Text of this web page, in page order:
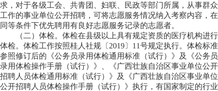
求，对于各级工会、共青团、妇联、民政等部门所属，从事群众
工作的事业单位公开招聘，可将志愿服务情况纳入考察内容，在
同等条件下优先聘用有良好志愿服务记录的志愿者。
（二）体检。 体检在县级以上具有规定资质的医疗机构进行
体检。体检工作按照桂人社规〔2019〕11号规定执行。体检标准
参照修订后的《公务员录用体检通用标准（试行）》及《公务员
录用体检操作手册（试行）》、《广西壮族自治区事业单位公开
招聘人员体检通用标准（试行）》及《广西壮族自治区事业单位
公开招聘人员体检操作手册（试行）》执行，有国家制定的行业